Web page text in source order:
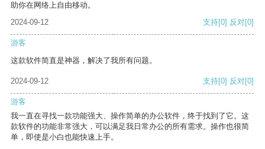
助你在网络上自由移动。
2024-09-12
支持[0] 反对[0]
游客
这款软件简直是神器，解决了我所有问题。
2024-09-12 支持[0] 反对[0]
游客
我一直在寻找一款功能强大、操作简单的办公软件，终于找到了它。这
款软件的功能非常强大，可以满足我日常办公的所有需求。操作也很简
单，即使是小白也能快速上手。